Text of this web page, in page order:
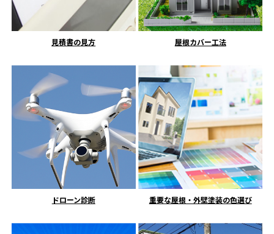
見積書の見方 屋根カバー工法
ドローン診断 重要な屋根・外壁塗装の色選び